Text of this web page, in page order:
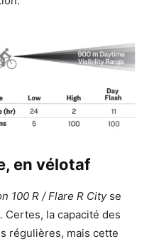
en vélotaf
100 R / Flare R Cityse
la capacité des
régulières, mais cette